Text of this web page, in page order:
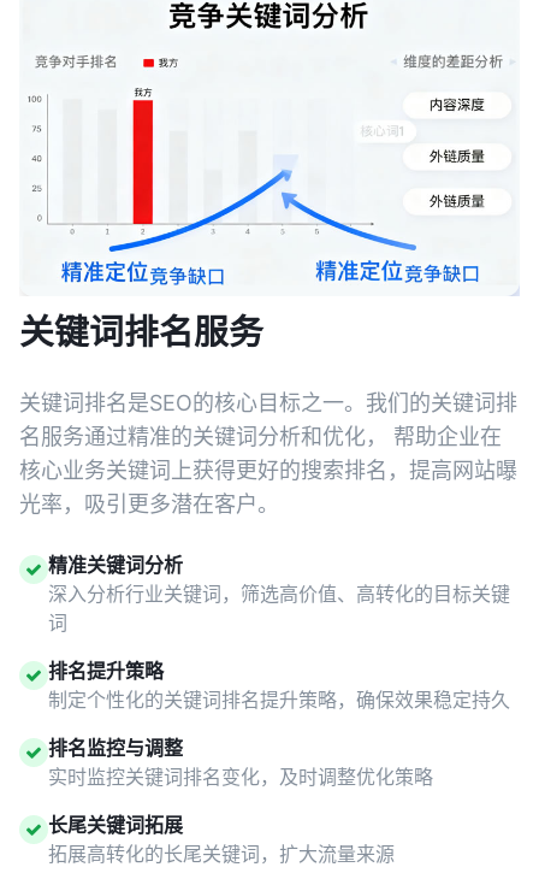
关键词排名服务
关键词排名是SEO的核心目标之一。我们的关键词排
名服务通过精准的关键词分析和优化， 帮助企业在
核心业务关键词上获得更好的搜索排名，提高网站曝
光率，吸引更多潜在客户。
精准关键词分析
深入分析行业关键词，筛选高价值、高转化的目标关键
词
排名提升策略
制定个性化的关键词排名提升策略，确保效果稳定持久
排名监控与调整
实时监控关键词排名变化，及时调整优化策略
长尾关键词拓展
拓展高转化的长尾关键词，扩大流量来源